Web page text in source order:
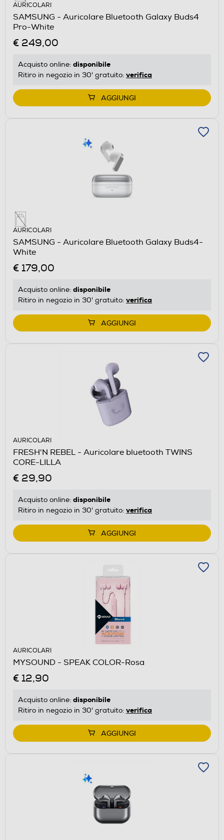
AURICOLARI
SAMSUNG - Auricolare Bluetooth Galaxy Buds4
Pro-White
€ 249,00
Acquisto online: disponibile
Ritiro in negozio in 30' gratuito: verifica
AGGIUNGI
AURICOLARI
SAMSUNG - Auricolare Bluetooth Galaxy Buds4-
White
€ 179,00
Acquisto online: disponibile
Ritiro in negozio in 30' gratuito: verifica
AGGIUNGI
AURICOLARI
FRESH'N REBEL - Auricolare bluetooth TWINS
CORE-LILLA
€ 29,90
Acquisto online: disponibile
Ritiro in negozio in 30' gratuito: verifica
AGGIUNGI
AURICOLARI
MYSOUND - SPEAK COLOR-Rosa
€ 12,90
Acquisto online: disponibile
Ritiro in negozio in 30' gratuito: verifica
AGGIUNGI